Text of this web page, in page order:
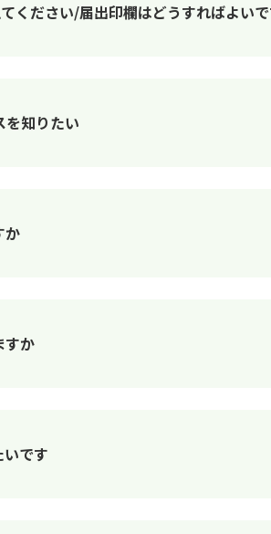
ください/届出印欄はどうすればよい
を知りたい
か
すか
です